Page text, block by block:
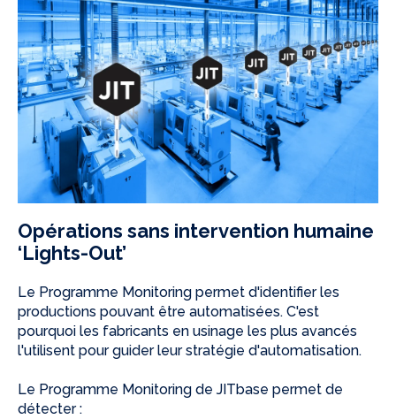
Opérations sans intervention humaine
‘Lights-Out’
Le Programme Monitoring permet d'identifier les
productions pouvant être automatisées. C'est
pourquoi les fabricants en usinage les plus avancés
l'utilisent pour guider leur stratégie d'automatisation.
Le Programme Monitoring de JITbase permet de
détecter :